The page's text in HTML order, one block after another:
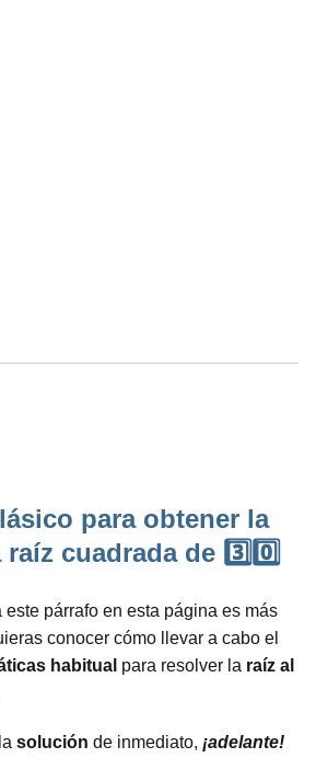
para obtener la
cuadrada de 3️⃣0️⃣
párrafo en esta página es más
conocer cómo llevar a cabo el
habitual para resolver la raíz al
solución de inmediato, ¡adelante!